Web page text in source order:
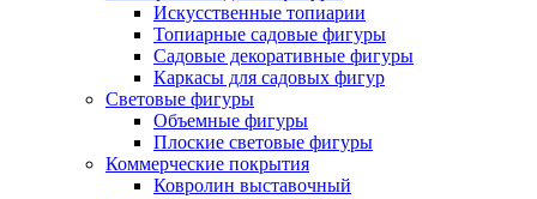
Искусственные топиарии
Топиарные садовые фигуры
Садовые декоративные фигуры
Каркасы для садовых фигур
Световые фигуры
Объемные фигуры
Плоские световые фигуры
Коммерческие покрытия
Ковролин выставочный